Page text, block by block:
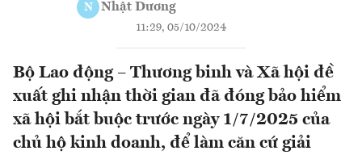
N Nhật Dương
11:29, 05/10/2024
Bộ Lao động – Thương binh và Xã hội đề
xuất ghi nhận thời gian đã đóng bảo hiểm
xã hội bắt buộc trước ngày 1/7/2025 của
chủ hộ kinh doanh, để làm căn cứ giải